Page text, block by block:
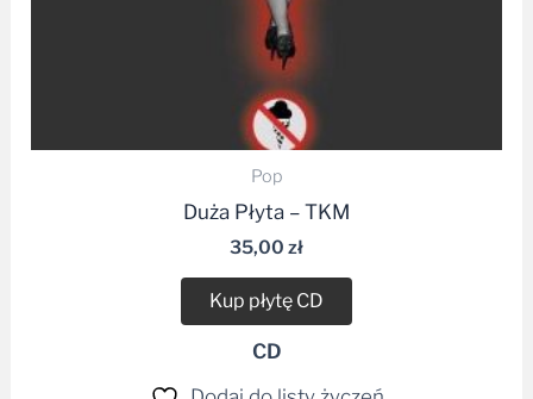
Pop
Duża Płyta – TKM
35,00 zł
Kup płytę CD
CD